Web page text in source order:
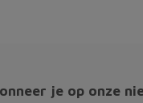
je op onze